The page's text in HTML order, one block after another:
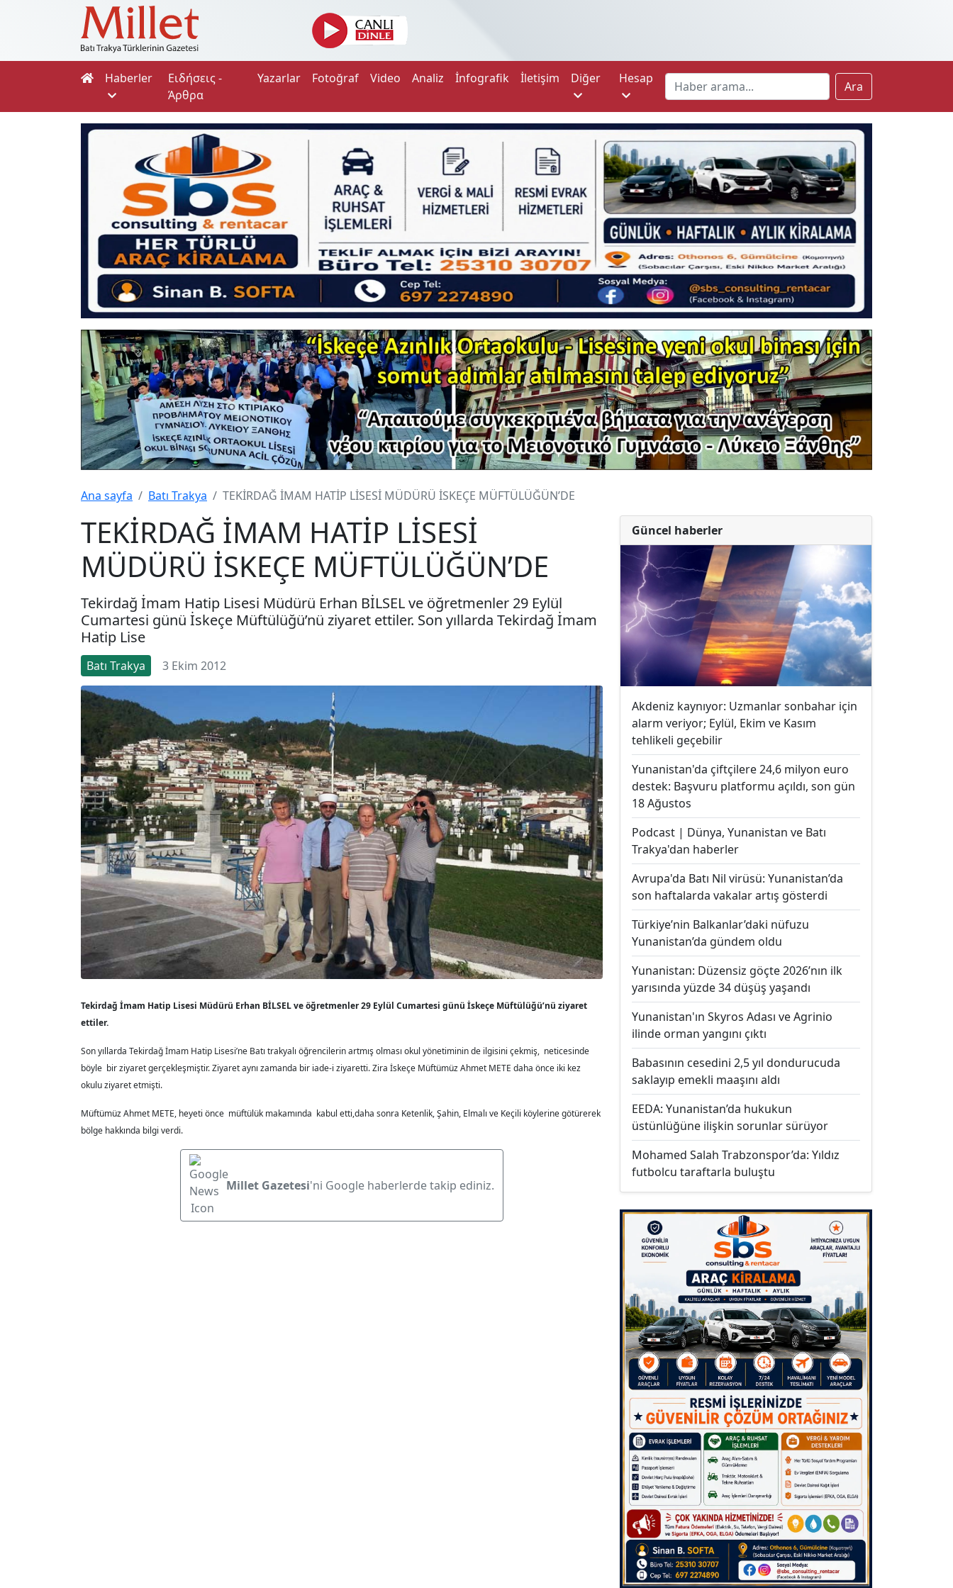
Haberler
Ειδήσεις -
Άρθρα
Yazarlar Fotoğraf Video Analiz İnfografik İletişim Diğer Hesap
Ara
Ana sayfa Batı Trakya TEKİRDAĞ İMAM HATİP LİSESİ MÜDÜRÜ İSKEÇE MÜFTÜLÜĞÜN’DE
TEKİRDAĞ İMAM HATİP LİSESİ
MÜDÜRÜ İSKEÇE MÜFTÜLÜĞÜN’DE
Tekirdağ İmam Hatip Lisesi Müdürü Erhan BİLSEL ve öğretmenler 29 Eylül
Cumartesi günü İskeçe Müftülüğü’nü ziyaret ettiler. Son yıllarda Tekirdağ İmam
Hatip Lise
Batı Trakya 3 Ekim 2012
Tekirdağ İmam Hatip Lisesi Müdürü Erhan BİLSEL ve öğretmenler 29 Eylül Cumartesi günü İskeçe Müftülüğü’nü ziyaret
ettiler.
Son yıllarda Tekirdağ İmam Hatip Lisesi’ne Batı trakyalı öğrencilerin artmış olması okul yönetiminin de ilgisini çekmiş, neticesinde
böyle bir ziyaret gerçekleşmiştir. Ziyaret aynı zamanda bir iade-i ziyaretti. Zira İskeçe Müftümüz Ahmet METE daha önce iki kez
okulu ziyaret etmişti.
Müftümüz Ahmet METE, heyeti önce müftülük makamında kabul etti,daha sonra Ketenlik, Şahin, Elmalı ve Keçili köylerine götürerek
bölge hakkında bilgi verdi.
Millet Gazetesi'ni Google haberlerde takip ediniz.
Güncel haberler
Akdeniz kaynıyor: Uzmanlar sonbahar için
alarm veriyor; Eylül, Ekim ve Kasım
tehlikeli geçebilir
Yunanistan'da çiftçilere 24,6 milyon euro
destek: Başvuru platformu açıldı, son gün
18 Ağustos
Podcast | Dünya, Yunanistan ve Batı
Trakya'dan haberler
Avrupa'da Batı Nil virüsü: Yunanistan’da
son haftalarda vakalar artış gösterdi
Türkiye’nin Balkanlar’daki nüfuzu
Yunanistan’da gündem oldu
Yunanistan: Düzensiz göçte 2026’nın ilk
yarısında yüzde 34 düşüş yaşandı
Yunanistan'ın Skyros Adası ve Agrinio
ilinde orman yangını çıktı
Babasının cesedini 2,5 yıl dondurucuda
saklayıp emekli maaşını aldı
EEDA: Yunanistan’da hukukun
üstünlüğüne ilişkin sorunlar sürüyor
Mohamed Salah Trabzonspor’da: Yıldız
futbolcu taraftarla buluştu